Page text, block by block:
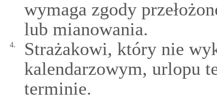
wymaga zgody
lub mianowania.
4.
Strażakowi, który nie
kalendarzowym, urlopu
terminie.